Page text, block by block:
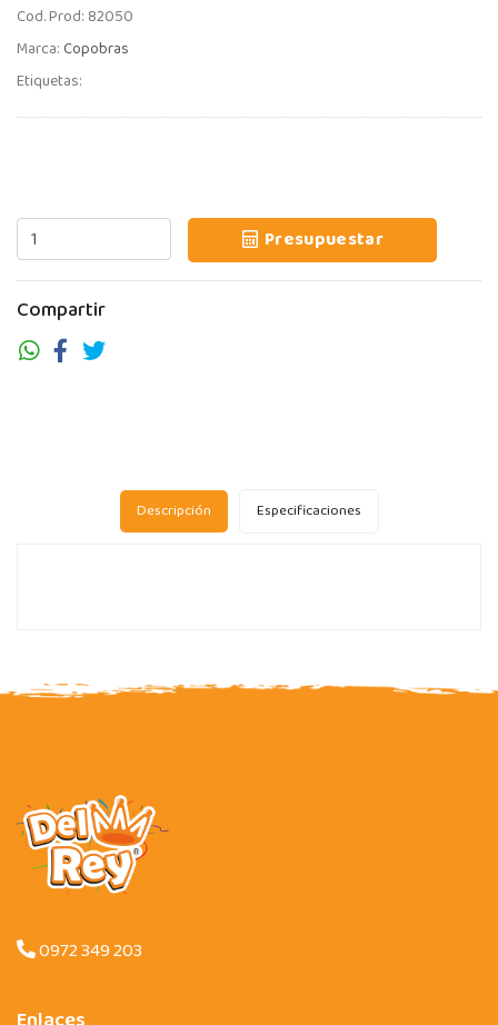
Cod. Prod: 82050
Marca: Copobras
Etiquetas:
Presupuestar
Compartir
Descripción Especificaciones
0972 349 203